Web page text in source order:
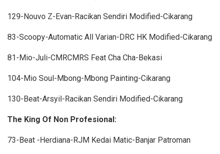
129-Nouvo Z-Evan-Racikan Sendiri Modified-Cikarang
83-Scoopy-Automatic All Varian-DRC HK Modified-Cikarang
81-Mio-Juli-CMRCMRS Feat Cha Cha-Bekasi
104-Mio Soul-Mbong-Mbong Painting-Cikarang
130-Beat-Arsyil-Racikan Sendiri Modified-Cikarang
The King Of Non Profesional:
73-Beat -Herdiana-RJM Kedai Matic-Banjar Patroman